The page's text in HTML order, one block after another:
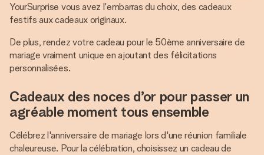
YourSurprise vous avez l'embarras du choix, des cadeaux
festifs aux cadeaux originaux.
De plus, rendez votre cadeau pour le 50ème anniversaire de
mariage vraiment unique en ajoutant des félicitations
personnalisées.
Cadeaux des noces d’or pour passer un
agréable moment tous ensemble
Célébrez l'anniversaire de mariage lors d'une réunion familiale
chaleureuse. Pour la célébration, choisissez un cadeau de